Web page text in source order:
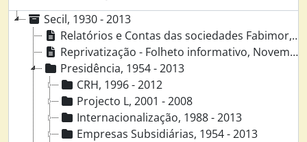
Secil, 1930 - 2013
Relatórios e Contas das sociedades Fabimor, Dyrup, Secil Marítima, 1963 - 1973
Reprivatização - Folheto informativo, Novembro 1992
Presidência, 1954 - 2013
CRH, 1996 - 2012
Projecto L, 2001 - 2008
Internacionalização, 1988 - 2013
Empresas Subsidiárias, 1954 - 2013